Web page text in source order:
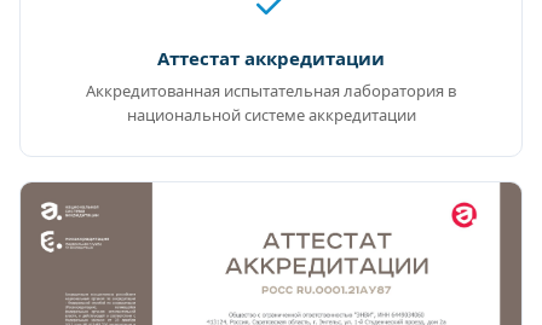
Аттестат аккредитации
Аккредитованная испытательная лаборатория в
национальной системе аккредитации